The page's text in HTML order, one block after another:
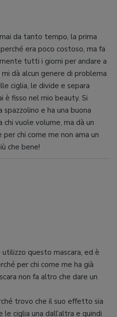
da tanto tempo, la prima
era poco costoso, ma fa
tutti i giorni per andare a
dà alcun genere di problema
ciglia, le divide e separa
è fisso nel mio beauty. Si
e ha una buona
vuole volume, ma dà un
chi come me non ama un
che bene!
questo mascara, ed è
per chi come me ha già
non fa altro che dare un
trovo che il suo effetto sia
ciglia una dall’altra e quindi